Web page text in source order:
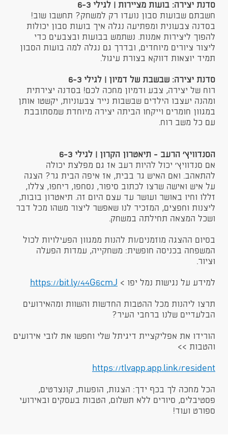
סדנת יצירה: בועות מציירות | לגילי 6-3
חשבתם שבועות סבון נועדו רק למשחק? תחשבו שוב!
בסדנה צבעונית ומפתיעה נגלה איך בועות סבון יכולות
להפוך ליצירות אמנות. נשתמש בבועות ובצבעים כדי
ליצור ציורים מיוחדים, ובדרך גם נגלה למה בועות הסבון
תמיד יוצאות דווקא בצורת עיגול.
סדנת יצירה: שבשבת של דמיון | לגילי 6-3
רוח של יצירה, צבע ודמיון מחכה לכם! בסדנה יצירתית
ומהנה יעצבו הילדים שבשבות נייר צבעוניות, יקשטו אותן
במגוון חומרים וייקחו הביתה יצירה מיוחדת שמסתובבת
עם כל משב רוח.
​הסנדוויץ' הרעב - תיאטרון הקרון | לגילי 6-3
אם סנדוויץ' יכול להיות רעב אז גם מפלצת יכולה
להתאהב. ואם האיש גר בבית, אז איפה הבית גר? הצגה
על איש ואישה שרצו לכתוב סיפור, נסחפו, ריחפו, צללו,
זללו וחיו באושר ועושר עד עצם היום זה. תיאטרון בובות,
ליצנות וחפצים, המזכיר לנו שאפשר ליצור משהו מכל דבר
ושכל המצאה תחילתה במשחק.
בסיום ההצגה מוזמנים/ות להנות ממגוון הפעילויות לכול
המשפחה בכניסה חופשית: משחקייה, עמדות הפעלה
וציור.
למידע על נגישות נמל יפו > https://bit.ly/44G6cmJ​​​​​​​​​​​​
תרצו ליהנות מכל ההטבות החדשות והשוות ומהאירועים
הבלעדיים שלנו ברחבי העיר?
הורידו את אפליקציית דיגיתל שלי וחפשו את לובי אירועים
והטבות >>
https://tlvapp.app.link/resident​​​
הכל מחכה לך בכף ידך: הצגות, הופעות, קונצרטים,
פסטיבלים, סיורים ללא תשלום, הטבות בעסקים ובאירועי
ספורט ועוד!